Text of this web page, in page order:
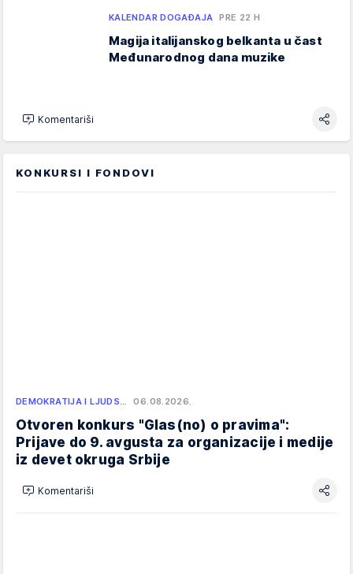
KALENDAR DOGAĐAJA PRE 22 H
Magija italijanskog belkanta u čast
Međunarodnog dana muzike
Komentariši
KONKURSI I FONDOVI
DEMOKRATIJA I LJUDS… 06.08.2026.
Otvoren konkurs "Glas(no) o pravima":
Prijave do 9. avgusta za organizacije i medije
iz devet okruga Srbije
Komentariši